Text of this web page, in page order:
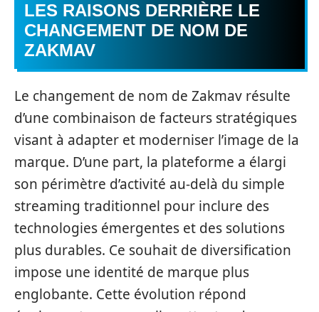
LES RAISONS DERRIÈRE LE
CHANGEMENT DE NOM DE
ZAKMAV
Le changement de nom de Zakmav résulte
d’une combinaison de facteurs stratégiques
visant à adapter et moderniser l’image de la
marque. D’une part, la plateforme a élargi
son périmètre d’activité au-delà du simple
streaming traditionnel pour inclure des
technologies émergentes et des solutions
plus durables. Ce souhait de diversification
impose une identité de marque plus
englobante. Cette évolution répond